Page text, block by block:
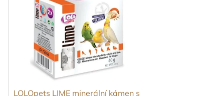
LOLOpets LIME minerální kámen s